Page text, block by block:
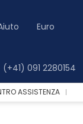
Euro
091 2280154
ASSISTENZA